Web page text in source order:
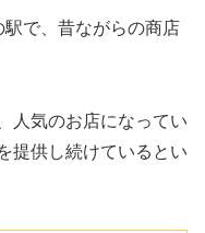
で、昔ながらの商店
人気のお店になってい
提供し続けているとい